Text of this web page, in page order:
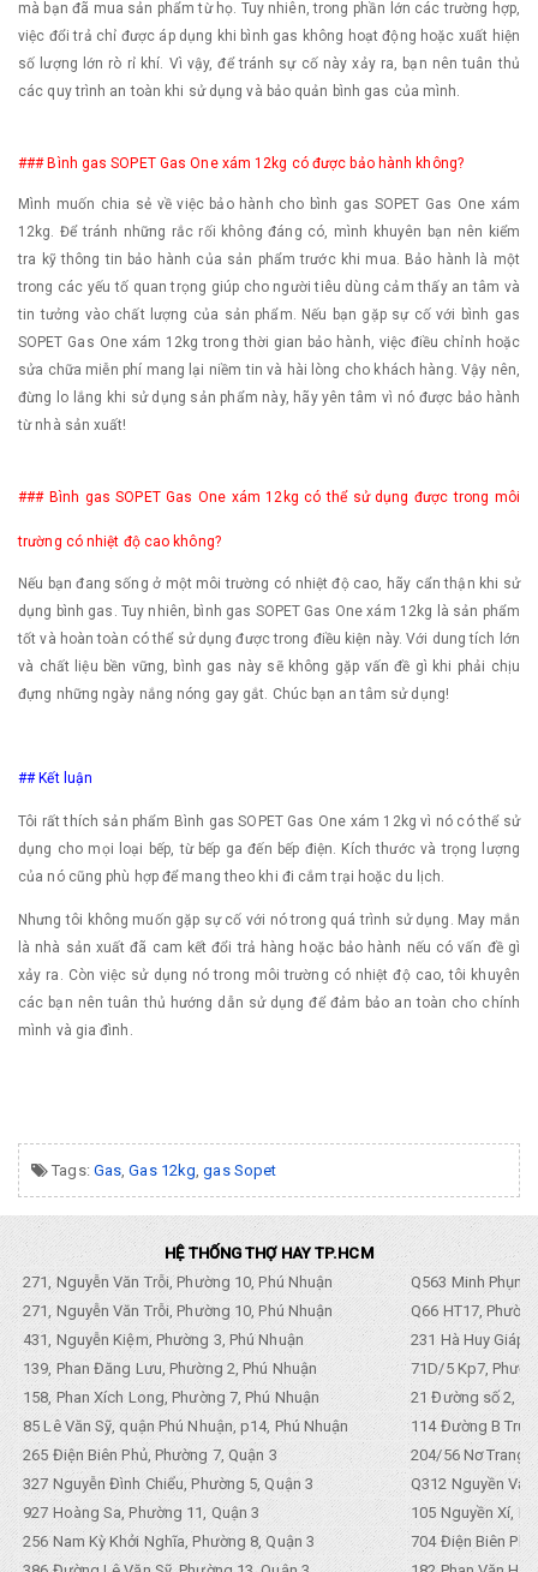
mà bạn đã mua sản phẩm từ họ. Tuy nhiên, trong phần lớn các trường hợp,
việc đổi trả chỉ được áp dụng khi bình gas không hoạt động hoặc xuất hiện
số lượng lớn rò rỉ khí. Vì vậy, để tránh sự cố này xảy ra, bạn nên tuân thủ
các quy trình an toàn khi sử dụng và bảo quản bình gas của mình.
### Bình gas SOPET Gas One xám 12kg có được bảo hành không?
Mình muốn chia sẻ về việc bảo hành cho bình gas SOPET Gas One xám
12kg. Để tránh những rắc rối không đáng có, mình khuyên bạn nên kiểm
tra kỹ thông tin bảo hành của sản phẩm trước khi mua. Bảo hành là một
trong các yếu tố quan trọng giúp cho người tiêu dùng cảm thấy an tâm và
tin tưởng vào chất lượng của sản phẩm. Nếu bạn gặp sự cố với bình gas
SOPET Gas One xám 12kg trong thời gian bảo hành, việc điều chỉnh hoặc
sửa chữa miễn phí mang lại niềm tin và hài lòng cho khách hàng. Vậy nên,
đừng lo lắng khi sử dụng sản phẩm này, hãy yên tâm vì nó được bảo hành
từ nhà sản xuất!
### Bình gas SOPET Gas One xám 12kg có thể sử dụng được trong môi
trường có nhiệt độ cao không?
Nếu bạn đang sống ở một môi trường có nhiệt độ cao, hãy cẩn thận khi sử
dụng bình gas. Tuy nhiên, bình gas SOPET Gas One xám 12kg là sản phẩm
tốt và hoàn toàn có thể sử dụng được trong điều kiện này. Với dung tích lớn
và chất liệu bền vững, bình gas này sẽ không gặp vấn đề gì khi phải chịu
đựng những ngày nắng nóng gay gắt. Chúc bạn an tâm sử dụng!
## Kết luận
Tôi rất thích sản phẩm Bình gas SOPET Gas One xám 12kg vì nó có thể sử
dụng cho mọi loại bếp, từ bếp ga đến bếp điện. Kích thước và trọng lượng
của nó cũng phù hợp để mang theo khi đi cắm trại hoặc du lịch.
Nhưng tôi không muốn gặp sự cố với nó trong quá trình sử dụng. May mắn
là nhà sản xuất đã cam kết đổi trả hàng hoặc bảo hành nếu có vấn đề gì
xảy ra. Còn việc sử dụng nó trong môi trường có nhiệt độ cao, tôi khuyên
các bạn nên tuân thủ hướng dẫn sử dụng để đảm bảo an toàn cho chính
mình và gia đình.
Tags: Gas,Gas 12kg,gas Sopet
HỆ THỐNG THỢ HAY TP.HCM
271, Nguyễn Văn Trỗi, Phường 10, Phú Nhuận
Q563 Minh
271, Nguyễn Văn Trỗi, Phường 10, Phú Nhuận
Q66 HT17,
431, Nguyễn Kiệm, Phường 3, Phú Nhuận
231 Hà Huy Giáp,
139, Phan Đăng Lưu, Phường 2, Phú Nhuận
71D/5 Kp7,
158, Phan Xích Long, Phường 7, Phú Nhuận
21 Đường số 2,
85 Lê Văn Sỹ, quận Phú Nhuận, p14, Phú Nhuận
114 Đường B
265 Điện Biên Phủ, Phường 7, Quận 3
204/56 Nơ Trang
327 Nguyễn Đình Chiểu, Phường 5, Quận 3
Q312 Nguyền
927 Hoàng Sa, Phường 11, Quận 3
105 Nguyền Xí,
256 Nam Kỳ Khởi Nghĩa, Phường 8, Quận 3
704 Điện Biên